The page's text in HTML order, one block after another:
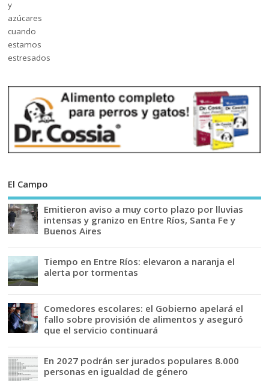
El Campo
Emitieron aviso a muy corto plazo por lluvias
intensas y granizo en Entre Ríos, Santa Fe y
Buenos Aires
Tiempo en Entre Ríos: elevaron a naranja el
alerta por tormentas
Comedores escolares: el Gobierno apelará el
fallo sobre provisión de alimentos y aseguró
que el servicio continuará
En 2027 podrán ser jurados populares 8.000
personas en igualdad de género